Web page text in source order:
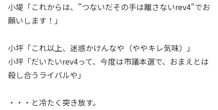
小堤「これからは、”つないだその手は離さないrev4”でお
願いします！」
小坪「これ以上、迷惑かけんなや（ややキレ気味）」
小坪「だいたいrev4って、今度は市議本選で、おまえとは
殺し合うライバルや」
・・・と冷たく突き放す。